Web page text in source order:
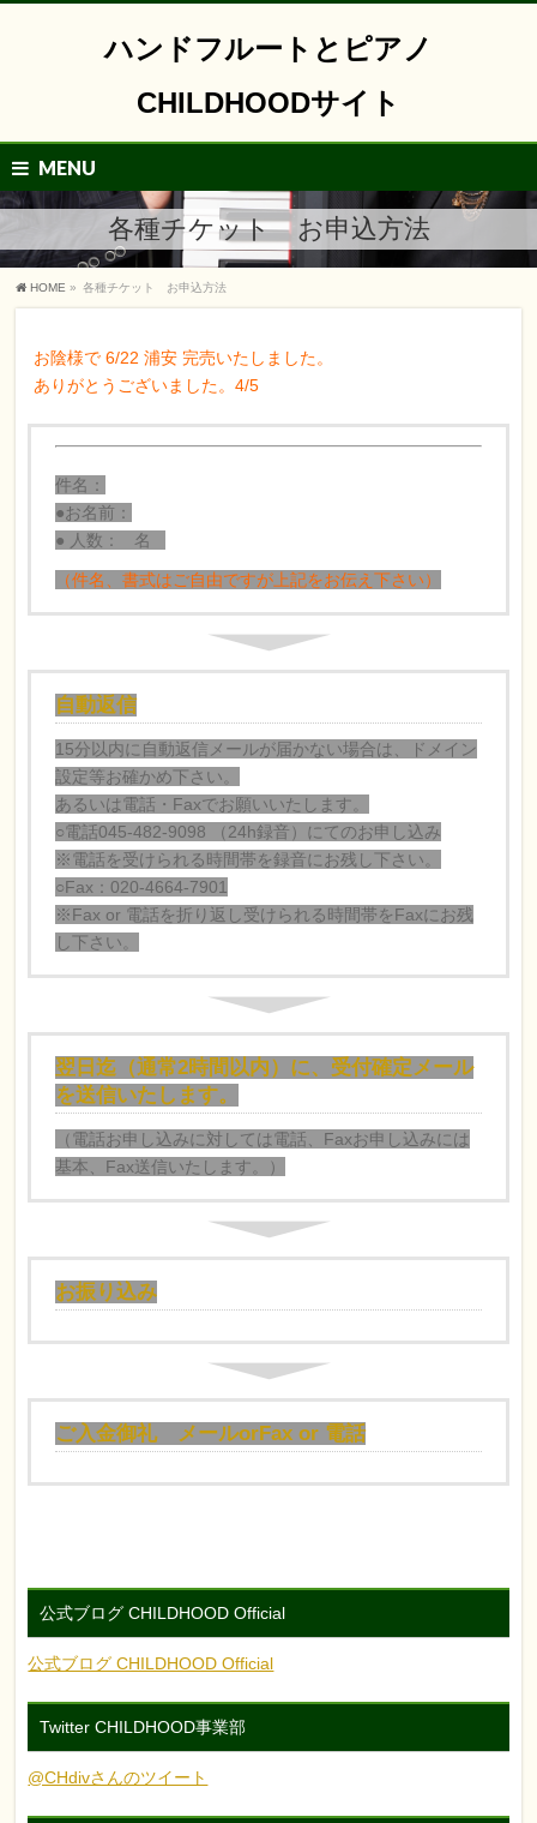
ハンドフルートとピアノ
CHILDHOODサイト
MENU
各種チケット お申込方法
HOME » 各種チケット お申込方法
お陰様で 6/22 浦安 完売いたしました。
ありがとうございました。4/5
件名：
●お名前：
● 人数：
名
（件名、書式はご自由ですが上記をお伝え下さい）
自動返信
15分以内に自動返信メールが届かない場合は、ドメイン
設定等お確かめ下さい。
あるいは電話・Faxでお願いいたします。
○電話045-482-9098 （24h録音）にてのお申し込み
※電話を受けられる時間帯を録音にお残し下さい。
○Fax：020-4664-7901
※Fax or 電話を折り返し受けられる時間帯をFaxにお残
し下さい。
翌日迄（通常2時間以内）に、受付確定メール
を送信いたします。
（電話お申し込みに対しては電話、Faxお申し込みには
基本、Fax送信いたします。）
お振り込み
ご入金御礼 メールorFax or 電話
公式ブログ CHILDHOOD Official
公式ブログ CHILDHOOD Official
Twitter CHILDHOOD事業部
@CHdivさんのツイート